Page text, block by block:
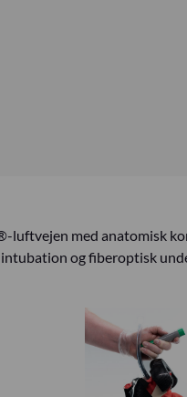
med anatomisk
og fiberoptisk